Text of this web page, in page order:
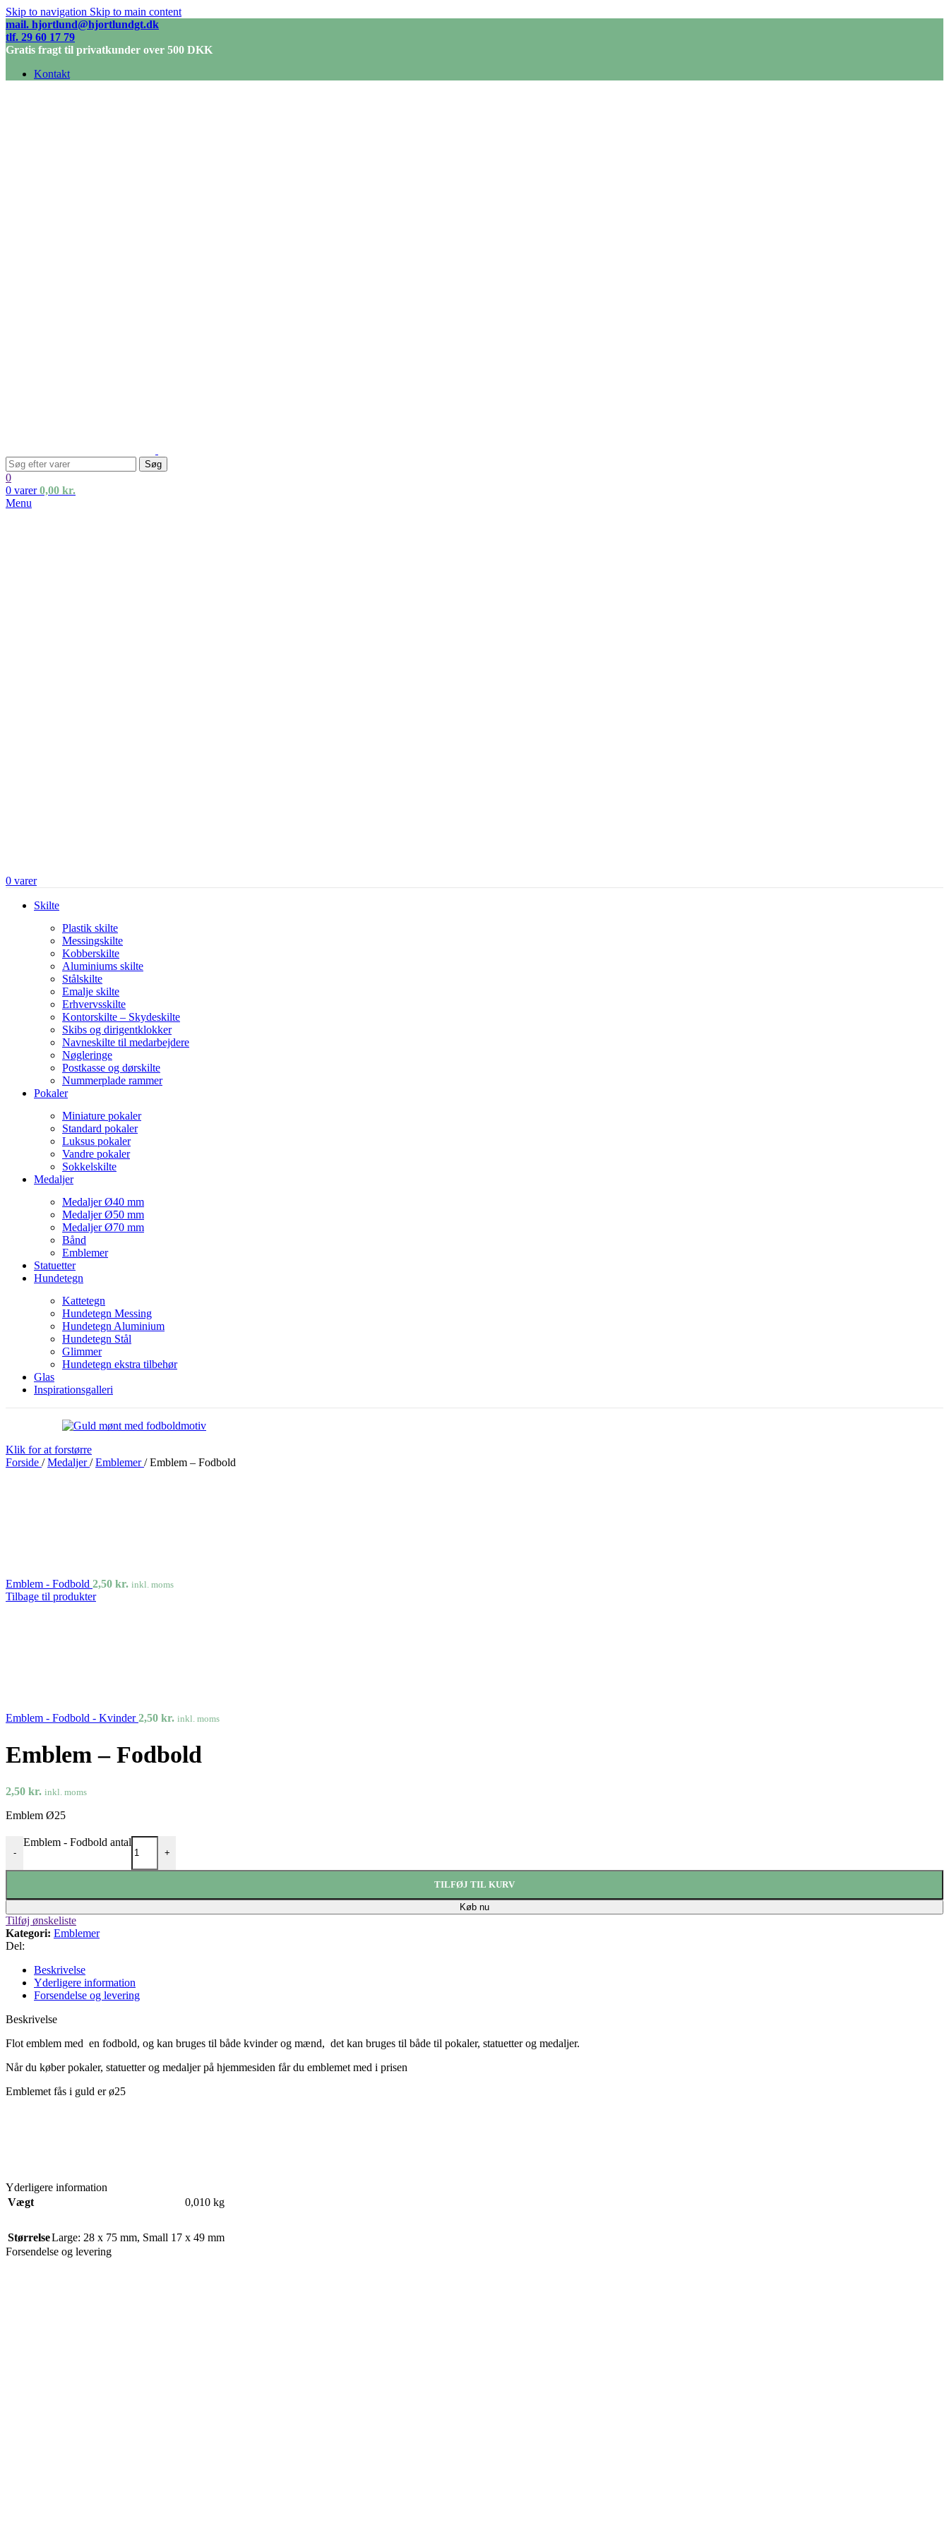
Skip to navigation Skip to main content
mail. hjortlund@hjortlundgt.dk
tlf. 29 60 17 79
Gratis fragt til privatkunder over 500 DKK
Kontakt
Søg
0
0 varer 0,00 kr.
Menu
0 varer
Skilte
Plastik skilte
Messingskilte
Kobberskilte
Aluminiums skilte
Stålskilte
Emalje skilte
Erhvervsskilte
Kontorskilte – Skydeskilte
Skibs og dirigentklokker
Navneskilte til medarbejdere
Nøgleringe
Postkasse og dørskilte
Nummerplade rammer
Pokaler
Miniature pokaler
Standard pokaler
Luksus pokaler
Vandre pokaler
Sokkelskilte
Medaljer
Medaljer Ø40 mm
Medaljer Ø50 mm
Medaljer Ø70 mm
Bånd
Emblemer
Statuetter
Hundetegn
Kattetegn
Hundetegn Messing
Hundetegn Aluminium
Hundetegn Stål
Glimmer
Hundetegn ekstra tilbehør
Glas
Inspirationsgalleri
Klik for at forstørre
Forside / Medaljer/ Emblemer/ Emblem – Fodbold
Emblem - Fodbold 2,50 kr. inkl. moms
Tilbage til produkter
Emblem - Fodbold - Kvinder2,50 kr. inkl. moms
Emblem – Fodbold
2,50 kr. inkl. moms
Emblem Ø25
-
Emblem - Fodbold antal
+
TILFØJ TIL KURV
Køb nu
Tilføj ønskeliste
Kategori: Emblemer
Del:
Beskrivelse
Yderligere information
Forsendelse og levering
Beskrivelse
Flot emblem med en fodbold, og kan bruges til både kvinder og mænd, det kan bruges til både til pokaler, statuetter og medaljer.
Når du køber pokaler, statuetter og medaljer på hjemmesiden får du emblemet med i prisen
Emblemet fås i guld er ø25
Yderligere information
Vægt
0,010 kg
StørrelseLarge: 28 x 75 mm, Small 17 x 49 mm
Forsendelse og levering